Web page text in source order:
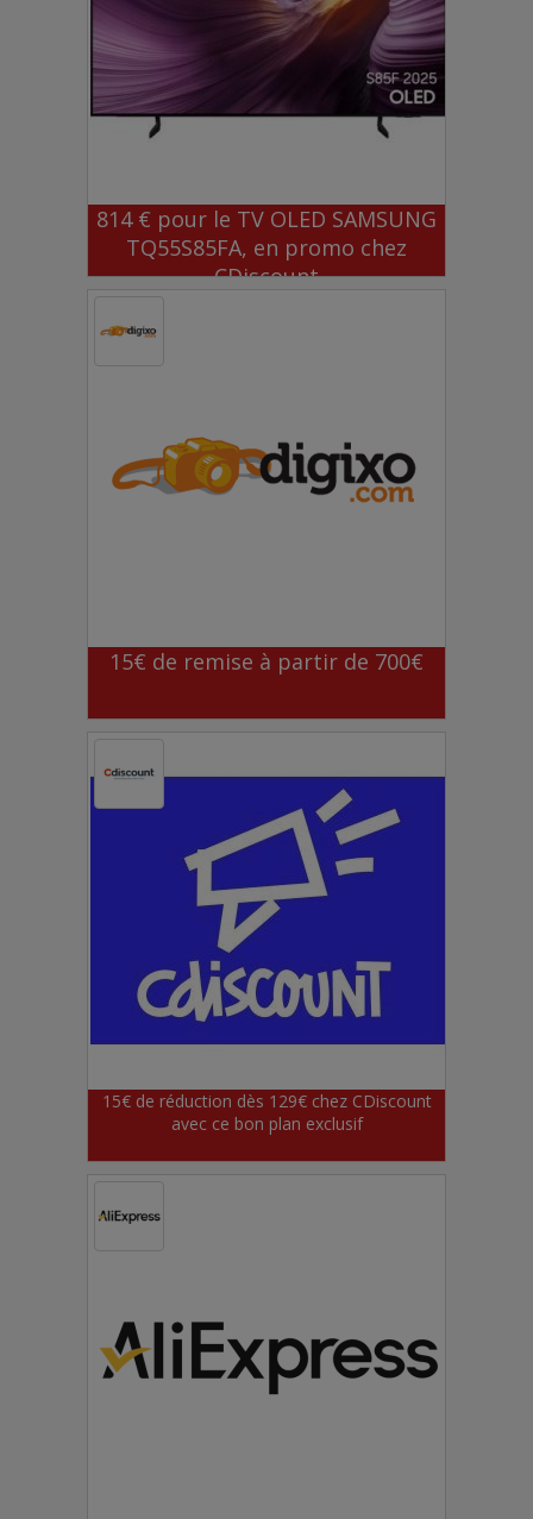
814 € pour le TV OLED SAMSUNG
TQ55S85FA, en promo chez
CDiscount
15€ de remise à partir de 700€
15€ de réduction dès 129€ chez CDiscount
avec ce bon plan exclusif